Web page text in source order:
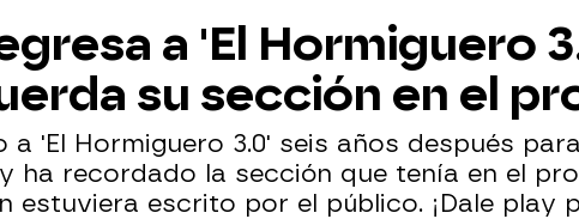
a 'El Hormiguero
su sección en el
a 'El Hormiguero 3.0' seis años después
ha recordado la sección que tenía en el
estuviera escrito por el público. ¡Dale play